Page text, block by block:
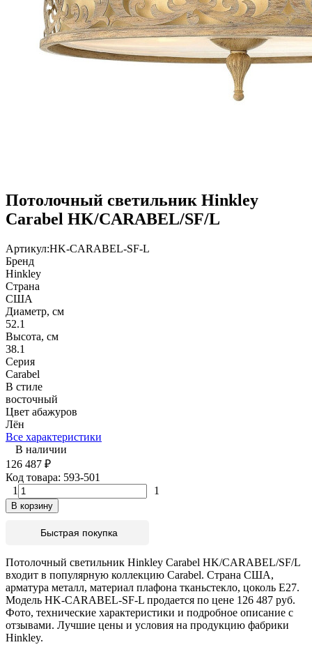
Потолочный светильник Hinkley
Carabel HK/CARABEL/SF/L
Артикул:HK-CARABEL-SF-L
Бренд
Hinkley
Страна
США
Диаметр, см
52.1
Высота, см
38.1
Серия
Carabel
В стиле
восточный
Цвет абажуров
Лён
Все характеристики
В наличии
126 487 ₽
Код товара: 593-501
1
1
В корзину
Быстрая покупка
Потолочный светильник Hinkley Carabel HK/CARABEL/SF/L
входит в популярную коллекцию Carabel. Страна США,
арматура металл, материал плафона тканьстекло, цоколь E27.
Модель HK-CARABEL-SF-L продается по цене 126 487 руб.
Фото, технические характеристики и подробное описание с
отзывами. Лучшие цены и условия на продукцию фабрики
Hinkley.